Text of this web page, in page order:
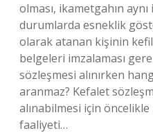
olması, ikametgahın aynı
durumlarda esneklik
olarak atanan kişinin
belgeleri imzalaması
sözleşmesi alınırken
aranmaz? Kefalet
alınabilmesi için
faaliyeti…